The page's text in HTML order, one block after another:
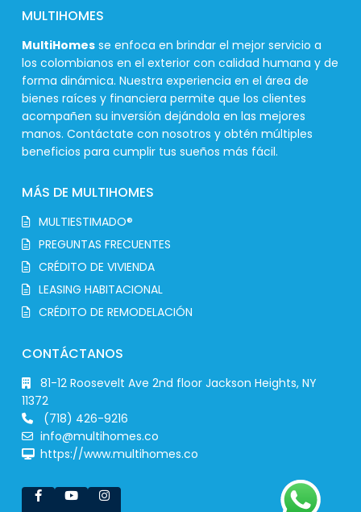
MULTIHOMES
MultiHomes se enfoca en brindar el mejor servicio a
los colombianos en el exterior con calidad humana y de
forma dinámica. Nuestra experiencia en el área de
bienes raíces y financiera permite que los clientes
acompañen su inversión dejándola en las mejores
manos. Contáctate con nosotros y obtén múltiples
beneficios para cumplir tus sueños más fácil.
MÁS DE MULTIHOMES
MULTIESTIMADO®
PREGUNTAS FRECUENTES
CRÉDITO DE VIVIENDA
LEASING HABITACIONAL
CRÉDITO DE REMODELACIÓN
CONTÁCTANOS
81-12 Roosevelt Ave 2nd floor Jackson Heights, NY
11372
(718) 426-9216
info@multihomes.co
https://www.multihomes.co